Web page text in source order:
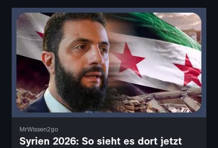
MrWissen2go
Syrien 2026: So sieht es dort jetzt